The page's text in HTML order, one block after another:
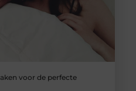
voor de perfecte